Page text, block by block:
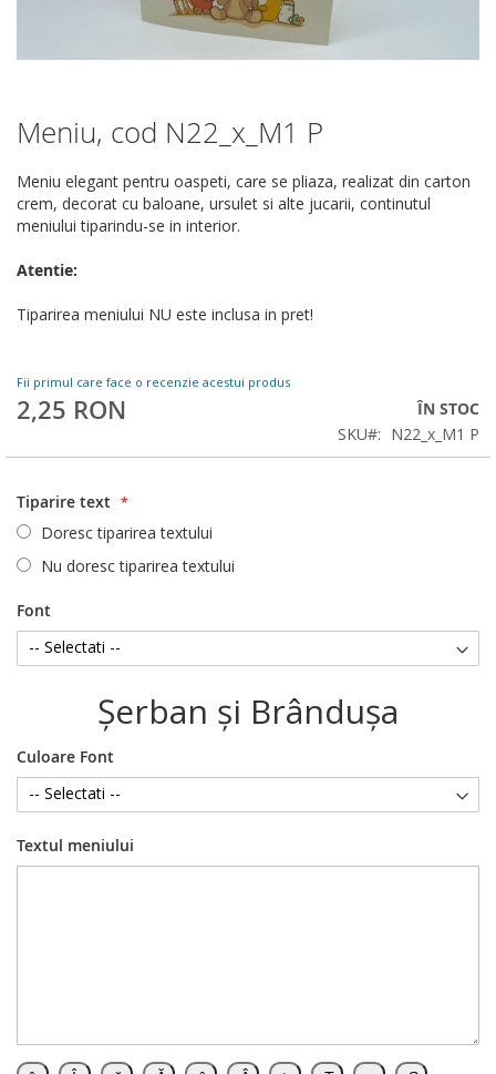
Meniu, cod N22_x_M1 P
Meniu elegant pentru oaspeti, care se pliaza, realizat din carton
crem, decorat cu baloane, ursulet si alte jucarii, continutul
meniului tiparindu-se in interior.
Atentie:
Tiparirea meniului NU este inclusa in pret!
Fii primul care face o recenzie acestui produs
2,25 RON
ÎN STOC
SKU
N22_x_M1 P
Tiparire text
Doresc tiparirea textului
Nu doresc tiparirea textului
Font
Şerban şi Brânduşa
Culoare Font
Textul meniului
Skip
to
beginning
of
the
images
gallery